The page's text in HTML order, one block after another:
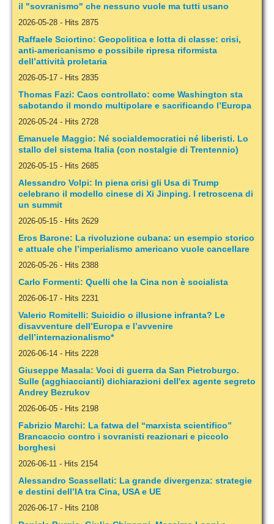
il "sovranismo" che nessuno vuole ma tutti usano
2026-05-28 - Hits 2875
Raffaele Sciortino: Geopolitica e lotta di classe: crisi,
anti-americanismo e possibile ripresa riformista
dell’attività proletaria
2026-05-17 - Hits 2835
Thomas Fazi: Caos controllato: come Washington sta
sabotando il mondo multipolare e sacrificando l’Europa
2026-05-24 - Hits 2728
Emanuele Maggio: Né socialdemocratici né liberisti. Lo
stallo del sistema Italia (con nostalgie di Trentennio)
2026-05-15 - Hits 2685
Alessandro Volpi: In piena crisi gli Usa di Trump
celebrano il modello cinese di Xi Jinping. I retroscena di
un summit
2026-05-15 - Hits 2629
Eros Barone: La rivoluzione cubana: un esempio storico
e attuale che l’imperialismo americano vuole cancellare
2026-05-26 - Hits 2388
Carlo Formenti: Quelli che la Cina non è socialista
2026-06-17 - Hits 2231
Valerio Romitelli: Suicidio o illusione infranta? Le
disavventure dell’Europa e l’avvenire
dell’internazionalismo*
2026-06-14 - Hits 2228
Giuseppe Masala: Voci di guerra da San Pietroburgo.
Sulle (agghiaccianti) dichiarazioni dell'ex agente segreto
Andrey Bezrukov
2026-06-05 - Hits 2198
Fabrizio Marchi: La fatwa del “marxista scientifico”
Brancaccio contro i sovranisti reazionari e piccolo
borghesi
2026-06-11 - Hits 2154
Alessandro Scassellati: La grande divergenza: strategie
e destini dell’IA tra Cina, USA e UE
2026-06-17 - Hits 2108